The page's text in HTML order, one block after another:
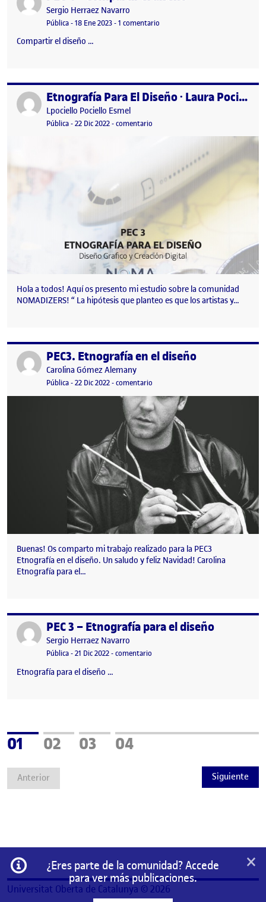
Publicado por
Sergio Herraez Navarro
Visibilidad:
Pública-Fecha de publicación
18 Ene 202318 enero, 2023 8:22 pm
-1 comentario
Compartir el diseño …
Publicado por Etnografía Para El Diseño · Laura Pociello Esmel
Publicado por
Lpociello Pociello Esmel
Visibilidad:
Pública-Fecha de publicación
22 Dic 202223 diciembre, 2022 12:39 am
-comentario
Hola a todos! Aquí os presento mi estudio sobre la comunidad
NOMADIZERS! “ La hipótesis que planteo es que los artistas y…
Publicado porPEC3. Etnografía en el diseño
Publicado por
Carolina Gómez Alemany
Visibilidad:
Pública-Fecha de publicación
22 Dic 2022-comentario
Buenas! Os comparto mi trabajo realizado para la PEC3
Etnografía en el diseño. Un saludo y feliz Navidad! Carolina
Etnografía para el…
Publicado porPEC 3 – Etnografía para el diseño
Publicado por
Sergio Herraez Navarro
Visibilidad:
Pública-Fecha de publicación
21 Dic 202221 diciembre, 2022 6:15 pm
-comentario
Etnografía para el diseño …
Anterior
Página
01 Página
02 Página
03 Página
04
Siguiente
Información
¿Eres parte de la comunidad? Accede
para ver más publicaciones.
×
Universitat Oberta de Catalunya © 2026